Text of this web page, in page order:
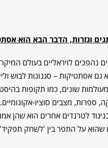
וגזרות, הדבר הבא הוא
נהפכים לויראליים בעולם
גם אסתטיקות – סגנונות לבוש
שונים, כמו תקופות
ספרות, מצבים סוציו-
לטרנדים אחרים הוא שהן
שהוא על התפר בין 'לשחק תפקיד'